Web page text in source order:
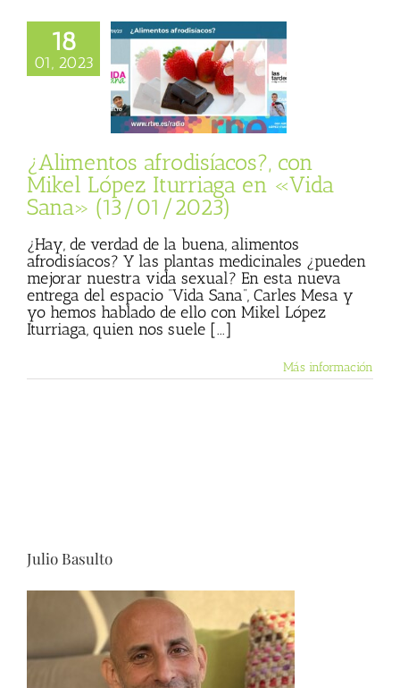
18
01, 2023
afrodisíacos?,
López Iturriaga
Sana»
Sana¿Alimentos afrodisíacos?, con
Mikel López Iturriaga en «Vida
Sana» (13/01/2023)
¿Hay, de verdad de la buena, alimentos
afrodisíacos? Y las plantas medicinales ¿pueden
mejorar nuestra vida sexual? En esta nueva
entrega del espacio “Vida Sana”, Carles Mesa y
yo hemos hablado de ello con Mikel López
Iturriaga, quien nos suele [...]
Más información
Julio Basulto